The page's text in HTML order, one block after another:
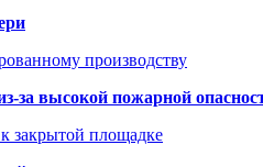
производству
за высокой пожарной
закрытой площадке